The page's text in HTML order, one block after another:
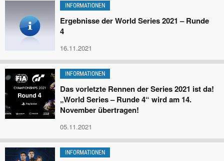
INFORMATIONEN
Ergebnisse der World Series 2021 – Runde
4
16.11.2021
INFORMATIONEN
Das vorletzte Rennen der Series 2021 ist da!
„World Series – Runde 4“ wird am 14.
November übertragen!
05.11.2021
INFORMATIONEN